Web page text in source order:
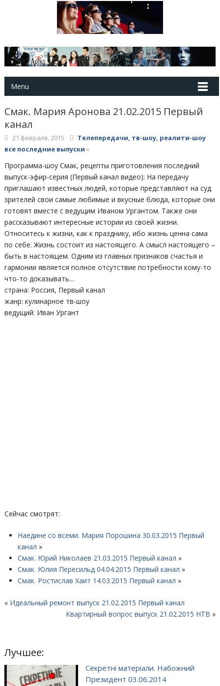
Menu
Смак. Мария Аронова 21.02.2015 Первый
канал
21 февраля, 2015
Телепередачи, тв-шоу, реалити-шоу
все последние выпуски »
Программа-шоу Смак, рецепты приготовления последний
выпуск-эфир-серия (Первый канал видео): На передачу
приглашают известных людей, которые представляют на суд
зрителей свои самые любимые и вкусные блюда, которые они
готовят вместе с ведущим Иваном Ургантом. Также они
рассказывают интересные истории из своей жизни.
Относитесь к жизни, как к празднику, ибо жизнь ценна сама
по себе. Жизнь состоит из настоящего. А смысл настоящего –
быть в настоящем. Одним из главных признаков счастья и
гармонии является полное отсутствие потребности кому-то
что-то доказывать…
страна: Россия, Первый канал
жанр: кулинарное тв-шоу
ведущий: Иван Ургант
Сейчас смотрят:
Наедине со всеми. Мария Порошина 30.03.2015 Первый
канал »
Смак. Юрий Николаев 21.03.2015 Первый канал »
Смак. Юлия Пересильд 04.04.2015 Первый канал »
Смак. Ростислав Хаит 14.03.2015 Первый канал »
« Идеальный ремонт выпуск 21.02.2015 Первый канал
Квартирный вопрос выпуск 21.02.2015 НТВ »
Лучшее:
Секретні матеріали. Набожний
Президент 03.06.2014